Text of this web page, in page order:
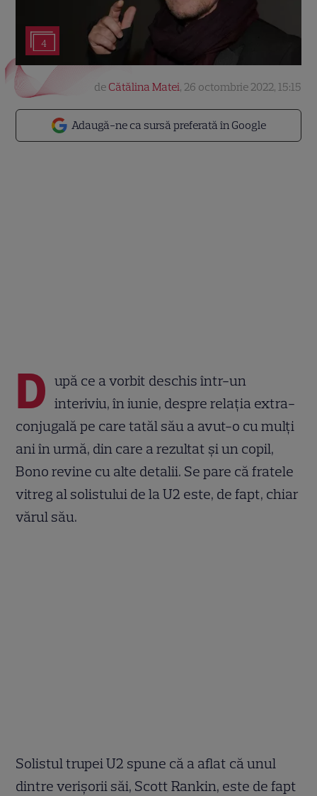
4
Adaugă-ne ca sursă preferată în Google
de Cătălina Matei, 26 octombrie 2022, 15:15
D upă ce a vorbit deschis într-un
interiviu, în iunie, despre relația extra-
conjugală pe care tatăl său a avut-o cu mulți
ani în urmă, din care a rezultat și un copil,
Bono revine cu alte detalii. Se pare că fratele
vitreg al solistului de la U2 este, de fapt, chiar
vărul său.
Solistul trupei U2 spune că a aflat că unul
dintre verișorii săi, Scott Rankin, este de fapt